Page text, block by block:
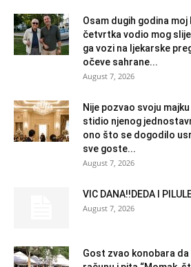
Osam dugih godina
četvrtka vodio mog
ga vozi na ljekarske
očeve sahrane...
August 7, 2026
Nije pozvao svoju
stidio njenog
ono što se dogodilo
sve goste...
August 7, 2026
VIC DANA!!DEDA I
August 7, 2026
Gost zvao konobara da